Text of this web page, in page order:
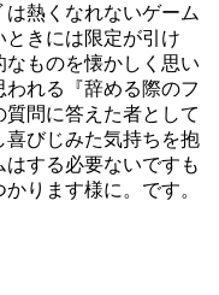
熱くなれないゲーム
きには限定が引け
ものを懐かしく思い
れる『辞める際のフ
問に答えた者として
喜びじみた気持ちを抱
する必要ないですも
ります様に。です。